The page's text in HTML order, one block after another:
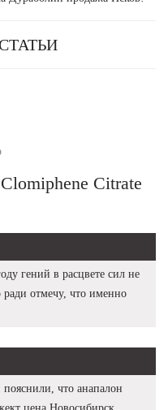
Citrate
гений в расцвете сил не
отмечу, что именно
что анапалон